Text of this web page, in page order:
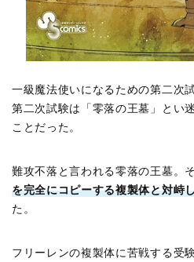
一級魔法使いになるための第二次
第二次試験は「零落の王墓」とい
ことだった。
難攻不落と言われる零落の王墓。そ
を完全にコピーする複製体と対峙
た。
フリーレンの複製体に苦戦する受